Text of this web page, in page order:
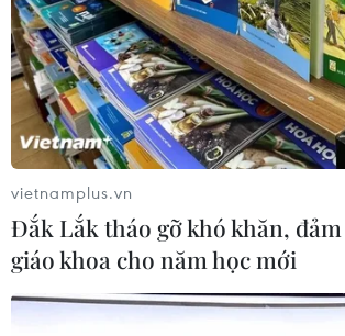
vietnamplus.vn
Đắk Lắk tháo gỡ khó khăn, đảm
giáo khoa cho năm học mới